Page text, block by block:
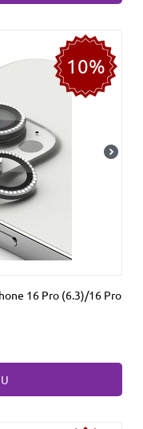
10%
16 Pro (6.3)/16 Pro